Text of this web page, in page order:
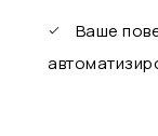
Ваше